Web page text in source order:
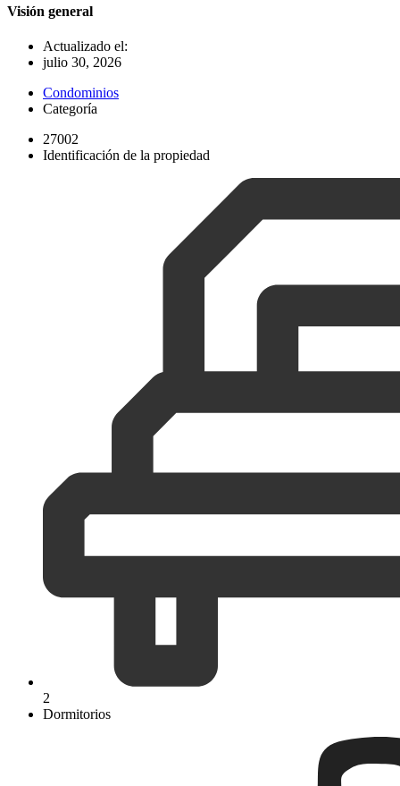
Visión general
Actualizado el:
julio 30, 2026
Condominios
Categoría
27002
Identificación de la propiedad
2
Dormitorios